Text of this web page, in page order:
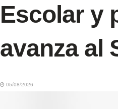
Escolar y
avanza al
05/08/2026